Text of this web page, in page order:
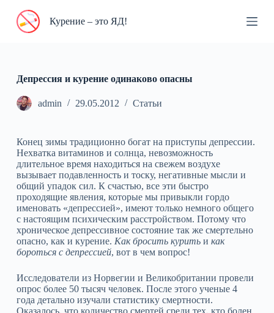
П
Курение – это ЯД!
Депрессия и курение одинаково опасны
admin 29.05.2012 Статьи
Конец зимы традиционно богат на приступы депрессии.
Нехватка витаминов и солнца, невозможность
длительное время находиться на свежем воздухе
вызывает подавленность и тоску, негативные мысли и
общий упадок сил. К счастью, все эти быстро
проходящие явления, которые мы привыкли гордо
именовать «депрессией», имеют только немного общего
с настоящим психическим расстройством. Потому что
хроническое депрессивное состояние так же смертельно
опасно, как и курение. Как бросить куритьи как
бороться с депрессией, вот в чем вопрос!
Исследователи из Норвегии и Великобритании провели
опрос более 50 тысяч человек. После этого ученые 4
года детально изучали статистику смертности.
Оказалось, что количество смертей среди тех, кто болен